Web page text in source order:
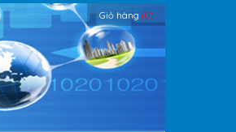
Giỏ hàng (0)